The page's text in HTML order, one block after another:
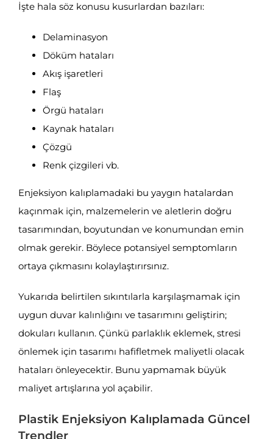
İşte hala söz konusu kusurlardan bazıları:
Delaminasyon
Döküm hataları
Akış işaretleri
Flaş
Örgü hataları
Kaynak hataları
Çözgü
Renk çizgileri vb.
Enjeksiyon kalıplamadaki bu yaygın hatalardan
kaçınmak için, malzemelerin ve aletlerin doğru
tasarımından, boyutundan ve konumundan emin
olmak gerekir. Böylece potansiyel semptomların
ortaya çıkmasını kolaylaştırırsınız.
Yukarıda belirtilen sıkıntılarla karşılaşmamak için
uygun duvar kalınlığını ve tasarımını geliştirin;
dokuları kullanın. Çünkü parlaklık eklemek, stresi
önlemek için tasarımı hafifletmek maliyetli olacak
hataları önleyecektir. Bunu yapmamak büyük
maliyet artışlarına yol açabilir.
Plastik Enjeksiyon Kalıplamada Güncel
Trendler